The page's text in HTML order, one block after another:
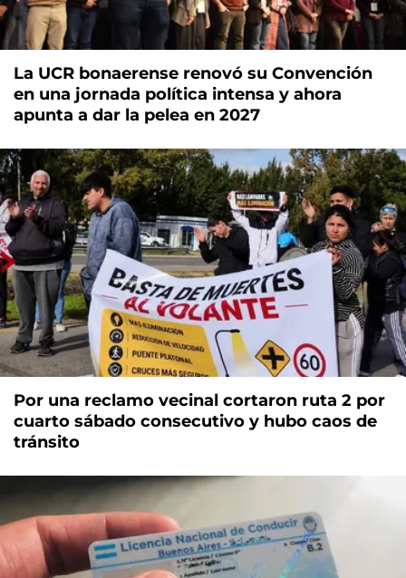
La UCR bonaerense renovó su Convención
en una jornada política intensa y ahora
apunta a dar la pelea en 2027
Por una reclamo vecinal cortaron ruta 2 por
cuarto sábado consecutivo y hubo caos de
tránsito